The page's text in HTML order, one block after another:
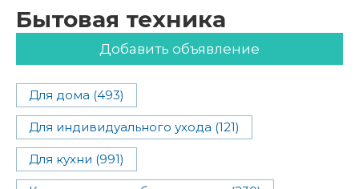
Бытовая техника
Добавить объявление
Для дома (493)
Для индивидуального ухода (121)
Для кухни (991)